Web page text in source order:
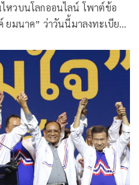
โลกออนไลน์ โพาต์ข้อ
ยมนาค” ว่าวันนี้มาลงทะเบียน